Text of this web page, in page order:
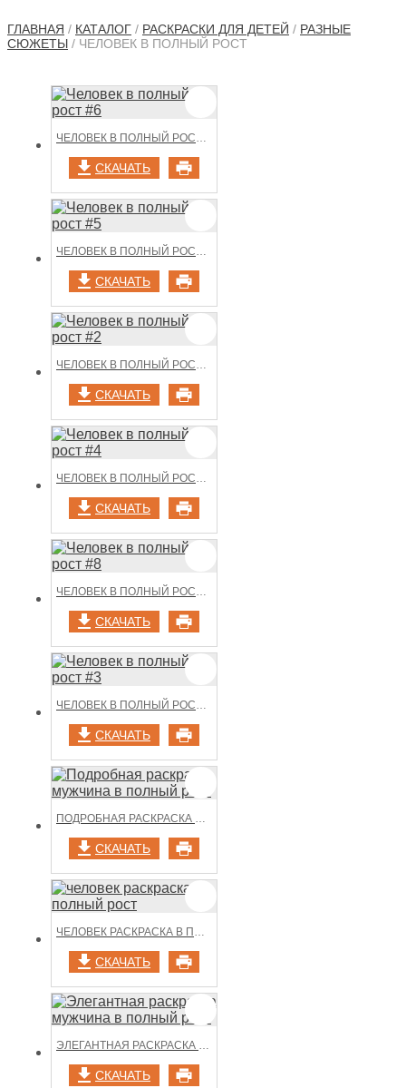
ГЛАВНАЯ / КАТАЛОГ / РАСКРАСКИ ДЛЯ ДЕТЕЙ / РАЗНЫЕ
СЮЖЕТЫ / ЧЕЛОВЕК В ПОЛНЫЙ РОСТ
ЧЕЛОВЕК В ПОЛНЫЙ РОСТ #6
СКАЧАТЬ
ЧЕЛОВЕК В ПОЛНЫЙ РОСТ #5
СКАЧАТЬ
ЧЕЛОВЕК В ПОЛНЫЙ РОСТ #2
СКАЧАТЬ
ЧЕЛОВЕК В ПОЛНЫЙ РОСТ #4
СКАЧАТЬ
ЧЕЛОВЕК В ПОЛНЫЙ РОСТ #8
СКАЧАТЬ
ЧЕЛОВЕК В ПОЛНЫЙ РОСТ #3
СКАЧАТЬ
ПОДРОБНАЯ РАСКРАСКА МУЖЧИНА В ПОЛНЫЙ РОСТ
СКАЧАТЬ
ЧЕЛОВЕК РАСКРАСКА В ПОЛНЫЙ РОСТ
СКАЧАТЬ
ЭЛЕГАНТНАЯ РАСКРАСКА МУЖЧИНА В ПОЛНЫЙ РОСТ
СКАЧАТЬ